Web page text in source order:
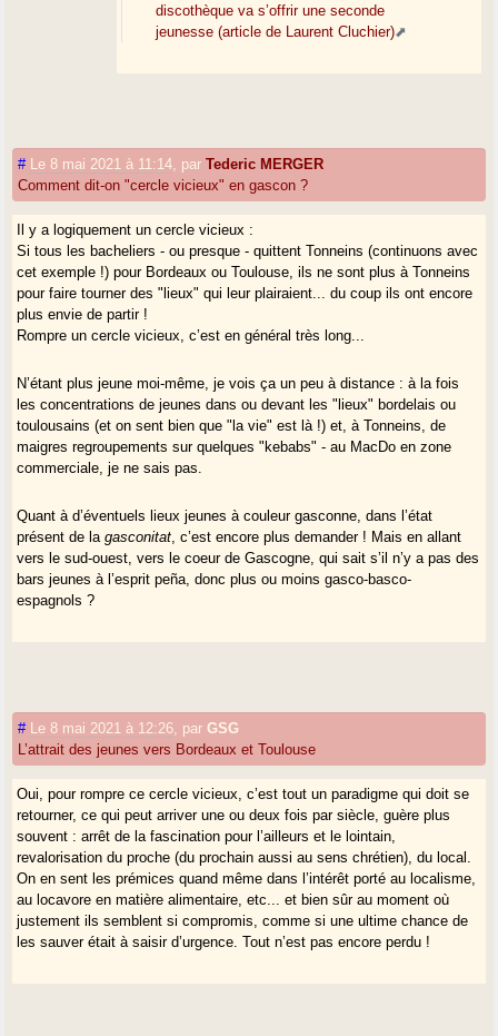
discothèque va s’offrir une seconde
jeunesse (article de Laurent Cluchier)
# Le 8 mai 2021 à 11:14 parTederic MERGER
Comment dit-on "cercle vicieux" en gascon ?
Il y a logiquement un cercle vicieux :
Si tous les bacheliers - ou presque - quittent Tonneins (continuons avec
cet exemple !) pour Bordeaux ou Toulouse, ils ne sont plus à Tonneins
pour faire tourner des "lieux" qui leur plairaient... du coup ils ont encore
plus envie de partir !
Rompre un cercle vicieux, c’est en général très long...
N’étant plus jeune moi-même, je vois ça un peu à distance : à la fois
les concentrations de jeunes dans ou devant les "lieux" bordelais ou
toulousains (et on sent bien que "la vie" est là !) et, à Tonneins, de
maigres regroupements sur quelques "kebabs" - au MacDo en zone
commerciale, je ne sais pas.
Quant à d’éventuels lieux jeunes à couleur gasconne, dans l’état
présent de lagasconitat , c’est encore plus demander ! Mais en allant
vers le sud-ouest, vers le coeur de Gascogne, qui sait s’il n’y a pas des
bars jeunes à l’esprit peña, donc plus ou moins gasco-basco-
espagnols ?
# Le 8 mai 2021 à 12:26 parGSG
L’attrait des jeunes vers Bordeaux et Toulouse
Oui, pour rompre ce cercle vicieux, c’est tout un paradigme qui doit se
retourner, ce qui peut arriver une ou deux fois par siècle, guère plus
souvent : arrêt de la fascination pour l’ailleurs et le lointain,
revalorisation du proche (du prochain aussi au sens chrétien), du local.
On en sent les prémices quand même dans l’intérêt porté au localisme,
au locavore en matière alimentaire, etc... et bien sûr au moment où
justement ils semblent si compromis, comme si une ultime chance de
les sauver était à saisir d’urgence. Tout n’est pas encore perdu !